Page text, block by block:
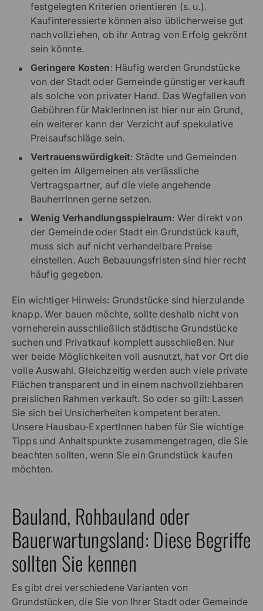
festgelegten Kriterien orientieren (s. u.).
Kaufinteressierte können also üblicherweise gut
nachvollziehen, ob ihr Antrag von Erfolg gekrönt
sein könnte.
Geringere Kosten: Häufig werden Grundstücke
von der Stadt oder Gemeinde günstiger verkauft
als solche von privater Hand. Das Wegfallen von
Gebühren für MaklerInnen ist hier nur ein Grund,
ein weiterer kann der Verzicht auf spekulative
Preisaufschläge sein.
Vertrauenswürdigkeit: Städte und Gemeinden
gelten im Allgemeinen als verlässliche
Vertragspartner, auf die viele angehende
BauherrInnen gerne setzen.
Wenig Verhandlungsspielraum: Wer direkt von
der Gemeinde oder Stadt ein Grundstück kauft,
muss sich auf nicht verhandelbare Preise
einstellen. Auch Bebauungsfristen sind hier recht
häufig gegeben.
Ein wichtiger Hinweis: Grundstücke sind hierzulande
knapp. Wer bauen möchte, sollte deshalb nicht von
vorneherein ausschließlich städtische Grundstücke
suchen und Privatkauf komplett ausschließen. Nur
wer beide Möglichkeiten voll ausnutzt, hat vor Ort die
volle Auswahl. Gleichzeitig werden auch viele private
Flächen transparent und in einem nachvollziehbaren
preislichen Rahmen verkauft. So oder so gilt: Lassen
Sie sich bei Unsicherheiten kompetent beraten.
Unsere Hausbau-ExpertInnen haben für Sie wichtige
Tipps und Anhaltspunkte zusammengetragen, die Sie
beachten sollten, wenn Sie ein Grundstück kaufen
möchten.
Bauland, Rohbauland oder
Bauerwartungsland: Diese Begriffe
sollten Sie kennen
Es gibt drei verschiedene Varianten von
Grundstücken, die Sie von Ihrer Stadt oder Gemeinde